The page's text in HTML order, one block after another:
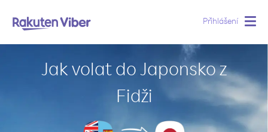
Přihlášení
Jak volat do Japonsko z
Fidži